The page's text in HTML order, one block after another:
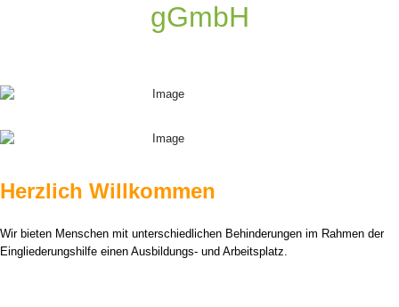
gGmbH
Herzlich Willkommen
Wir bieten Menschen mit unterschiedlichen Behinderungen im Rahmen der
Eingliederungshilfe einen Ausbildungs- und Arbeitsplatz.